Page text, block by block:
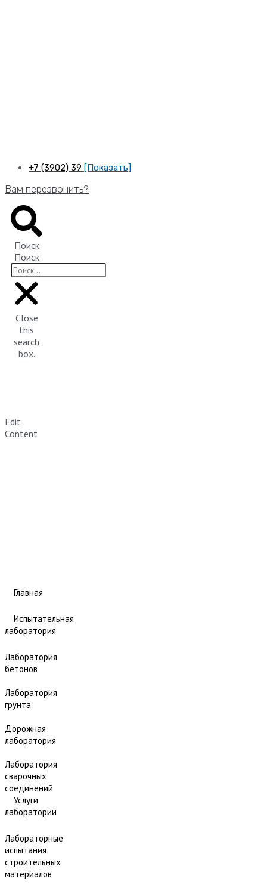
+7 (3902) 39 [Показать]
Вам перезвонить?
Поиск
Поиск
Close
this
search
box.
Edit
Content
Главная
Испытательная
лаборатория
Лаборатория
бетонов
Лаборатория
грунта
Дорожная
лаборатория
Лаборатория
сварочных
соединений
Услуги
лаборатории
Лабораторные
испытания
строительных
материалов